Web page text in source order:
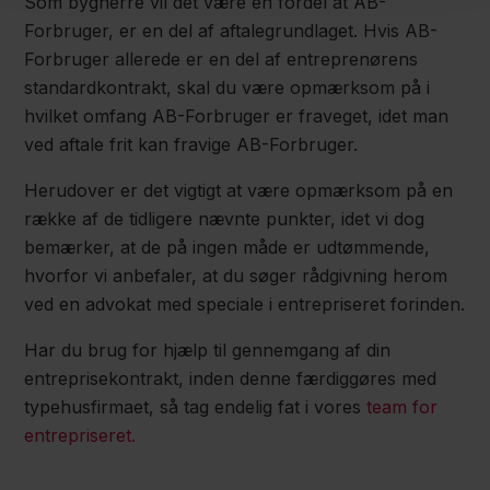
Forbruger, er en del af aftalegrundlaget. Hvis AB-
Forbruger allerede er en del af entreprenørens
standardkontrakt, skal du være opmærksom på i
hvilket omfang AB-Forbruger er fraveget, idet man
ved aftale frit kan fravige AB-Forbruger.
Herudover er det vigtigt at være opmærksom på en
række af de tidligere nævnte punkter, idet vi dog
bemærker, at de på ingen måde er udtømmende,
hvorfor vi anbefaler, at du søger rådgivning herom
ved en advokat med speciale i entrepriseret forinden.
Har du brug for hjælp til gennemgang af din
entreprisekontrakt, inden denne færdiggøres med
typehusfirmaet, så tag endelig fat i voresteam for
entrepriseret.